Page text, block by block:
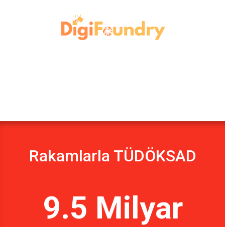
Rakamlarla TÜDÖKSAD
9.5 Milyar